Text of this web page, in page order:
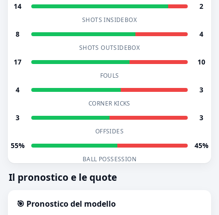
14 2
SHOTS INSIDEBOX
8 4
SHOTS OUTSIDEBOX
17 10
FOULS
4 3
CORNER KICKS
3 3
OFFSIDES
55% 45%
BALL POSSESSION
Il pronostico e le quote
🎯 Pronostico del modello